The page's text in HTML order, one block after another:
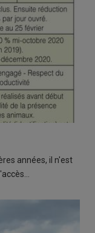
années, il n'est